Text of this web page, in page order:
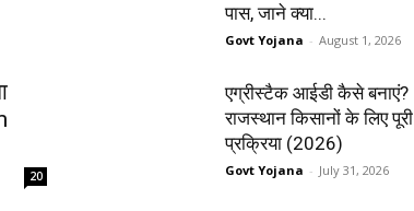
20
पास, जाने क्या...
Govt Yojana - August 1, 2026
एग्रीस्टैक आईडी कैसे बनाएं?
राजस्थान किसानों के लिए पूरी
प्रक्रिया (2026)
Govt Yojana - July 31, 2026